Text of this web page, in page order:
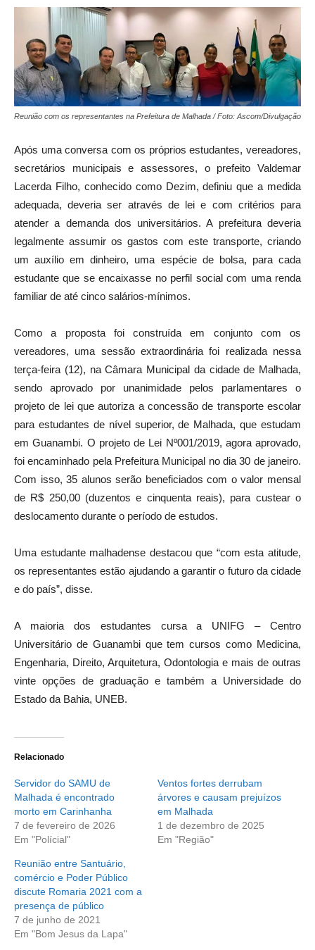
Reunião com os representantes na Prefeitura de Malhada / Foto: Ascom/Divulgação
Após uma conversa com os próprios estudantes, vereadores,
secretários municipais e assessores, o prefeito Valdemar
Lacerda Filho, conhecido como Dezim, definiu que a medida
adequada, deveria ser através de lei e com critérios para
atender a demanda dos universitários. A prefeitura deveria
legalmente assumir os gastos com este transporte, criando
um auxílio em dinheiro, uma espécie de bolsa, para cada
estudante que se encaixasse no perfil social com uma renda
familiar de até cinco salários-mínimos.
Como a proposta foi construída em conjunto com os
vereadores, uma sessão extraordinária foi realizada nessa
terça-feira (12), na Câmara Municipal da cidade de Malhada,
sendo aprovado por unanimidade pelos parlamentares o
projeto de lei que autoriza a concessão de transporte escolar
para estudantes de nível superior, de Malhada, que estudam
em Guanambi. O projeto de Lei Nº001/2019, agora aprovado,
foi encaminhado pela Prefeitura Municipal no dia 30 de janeiro.
Com isso, 35 alunos serão beneficiados com o valor mensal
de R$ 250,00 (duzentos e cinquenta reais), para custear o
deslocamento durante o período de estudos.
Uma estudante malhadense destacou que “com esta atitude,
os representantes estão ajudando a garantir o futuro da cidade
e do país”, disse.
A maioria dos estudantes cursa a UNIFG – Centro
Universitário de Guanambi que tem cursos como Medicina,
Engenharia, Direito, Arquitetura, Odontologia e mais de outras
vinte opções de graduação e também a Universidade do
Estado da Bahia, UNEB.
Relacionado
Servidor do SAMU de
Malhada é encontrado
morto em Carinhanha
7 de fevereiro de 2026
Em "Polícial"
Ventos fortes derrubam
árvores e causam prejuízos
em Malhada
1 de dezembro de 2025
Em "Região"
Reunião entre Santuário,
comércio e Poder Público
discute Romaria 2021 com a
presença de público
7 de junho de 2021
Em "Bom Jesus da Lapa"